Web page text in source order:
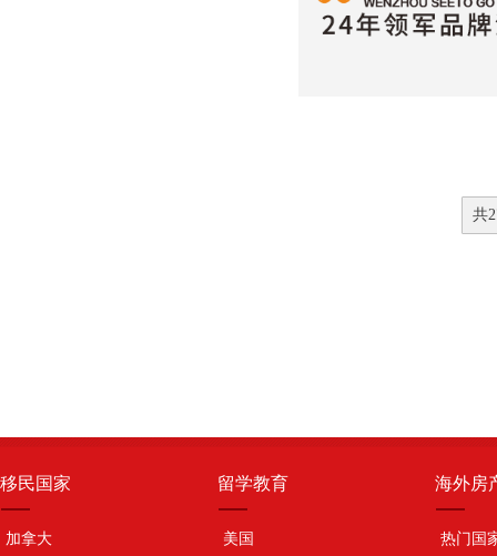
共
移民国家
加拿大
留学教育
美国
海外房
热门国